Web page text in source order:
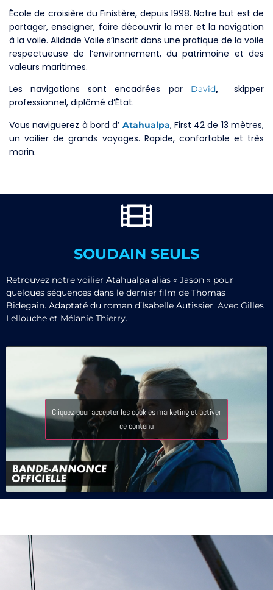
École de croisière du Finistère, depuis 1998. Notre but est de
partager, enseigner, faire découvrir la mer et la navigation
à la voile. Alidade Voile s’inscrit dans une pratique de la voile
respectueuse de l’environnement, du patrimoine et des
valeurs maritimes.
Les navigations sont encadrées par
David,skipper
professionnel, diplômé d’État.
Vous naviguerez à bord d’ Atahualpa, First 42 de 13 mètres,
un voilier de grands voyages. Rapide, confortable et très
marin.
SOUDAIN SEULS
Retrouvez notre voilier Atahualpa alias « Jason » pour
quelques séquences dans le dernier film de Thomas
Bidegain. Adaptaté du roman d’Isabelle Autissier. Avec Gilles
Lellouche et Mélanie Thierry.
Cliquez pour accepter les cookies marketing et activer
ce contenu